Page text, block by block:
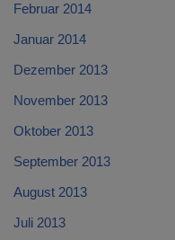
Februar 2014
Januar 2014
Dezember 2013
November 2013
Oktober 2013
September 2013
August 2013
Juli 2013